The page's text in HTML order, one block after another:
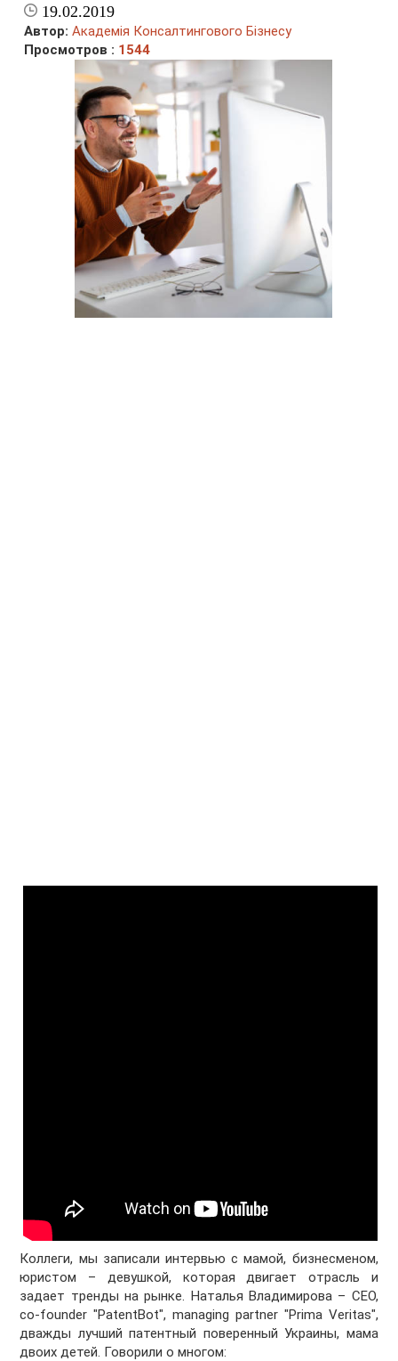
19.02.2019
Автор: Академія Консалтингового Бізнесу
Просмотров : 1544
Коллеги, мы записали интервью с мамой, бизнесменом,
юристом – девушкой, которая двигает отрасль и
задает тренды на рынке. Наталья Владимирова – CEO,
co-founder "PatentBot", managing partner "Prima Veritas",
дважды лучший патентный поверенный Украины, мама
двоих детей. Говорили о многом: